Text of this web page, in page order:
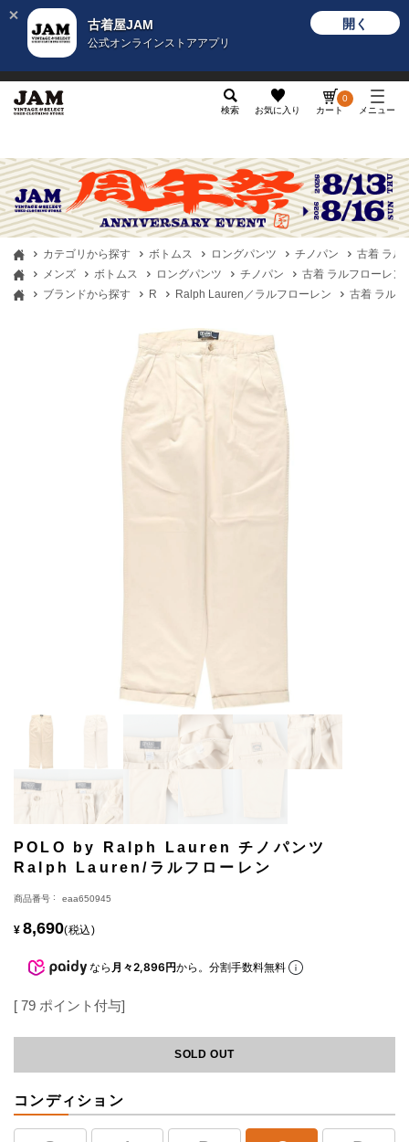
古着屋JAM
公式オンラインストアアプリ
開く
検索 お気に入り カート
0
メニュー
カテゴリから探す ボトムス ロングパンツ チノパン
古着 ラル
メンズ
ボトムス ロングパンツ チノパン
古着 ラルフローレ
ブランドから探す
R Ralph Lauren／ラルフローレン 古着 ラル
POLO by Ralph Lauren チノパンツ
Ralph Lauren/ラルフローレン
商品番号 eaa650945
¥ 8,690 税込
なら 月々2,896円から。分割手数料無料
[ 79 ポイント付与]
SOLD OUT
コンディション